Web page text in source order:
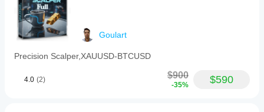
Goulart
Precision Scalper,XAUUSD-BTCUSD
4.0 (2) $900
-35% $590